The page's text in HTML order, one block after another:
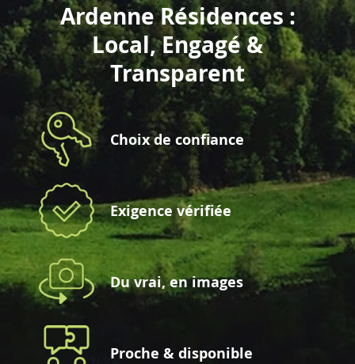
Ardenne Résidences :
Local, Engagé &
Transparent
Choix de confiance
Exigence vérifiée
Du vrai, en images
Proche & disponible